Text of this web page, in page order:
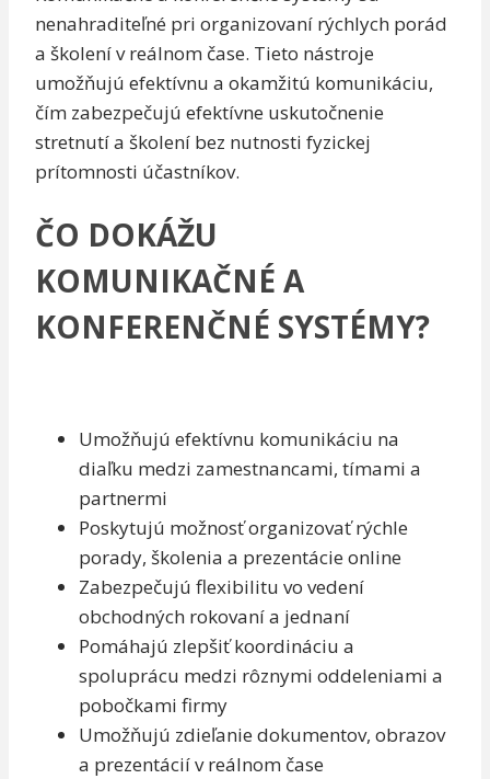
nenahraditeľné pri organizovaní rýchlych porád
a školení v reálnom čase. Tieto nástroje
umožňujú efektívnu a okamžitú komunikáciu,
čím zabezpečujú efektívne uskutočnenie
stretnutí a školení bez nutnosti fyzickej
prítomnosti účastníkov.
ČO DOKÁŽU
KOMUNIKAČNÉ A
KONFERENČNÉ SYSTÉMY?
Umožňujú efektívnu komunikáciu na
diaľku medzi zamestnancami, tímami a
partnermi
Poskytujú možnosť organizovať rýchle
porady, školenia a prezentácie online
Zabezpečujú flexibilitu vo vedení
obchodných rokovaní a jednaní
Pomáhajú zlepšiť koordináciu a
spoluprácu medzi rôznymi oddeleniami a
pobočkami firmy
Umožňujú zdieľanie dokumentov, obrazov
a prezentácií v reálnom čase